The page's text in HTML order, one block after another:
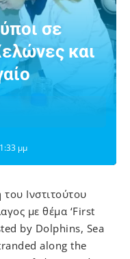
σε
και
μμ
Ινστιτούτου
με θέμα ‘First
by Dolphins, Sea
along the